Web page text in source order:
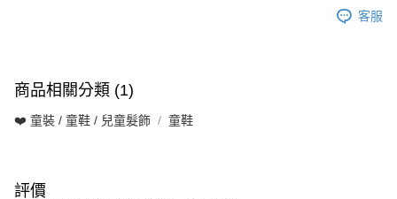
客服
商品相關分類 (1)
❤️ 童裝 / 童鞋 / 兒童髮飾 童鞋
評價